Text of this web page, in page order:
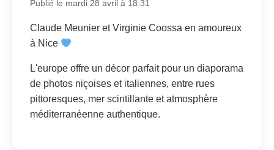
Publié le mardi 28 avril à 18:31
Claude Meunier et Virginie Coossa en amoureux
à Nice
L'europe offre un décor parfait pour un diaporama
de photos niçoises et italiennes, entre rues
pittoresques, mer scintillante et atmosphère
méditerranéenne authentique.